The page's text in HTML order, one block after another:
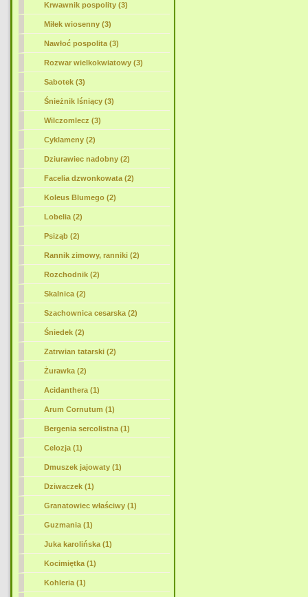
Krwawnik pospolity (3)
Miłek wiosenny (3)
Nawłoć pospolita (3)
Rozwar wielkokwiatowy (3)
Sabotek (3)
Śnieżnik lśniący (3)
Wilczomlecz (3)
Cyklameny (2)
Dziurawiec nadobny (2)
Facelia dzwonkowata (2)
Koleus Blumego (2)
Lobelia (2)
Psiząb (2)
Rannik zimowy, ranniki (2)
Rozchodnik (2)
Skalnica (2)
Szachownica cesarska (2)
Śniedek (2)
Zatrwian tatarski (2)
Żurawka (2)
Acidanthera (1)
Arum Cornutum (1)
Bergenia sercolistna (1)
Celozja (1)
Dmuszek jajowaty (1)
Dziwaczek (1)
Granatowiec właściwy (1)
Guzmania (1)
Juka karolińska (1)
Kocimiętka (1)
Kohleria (1)